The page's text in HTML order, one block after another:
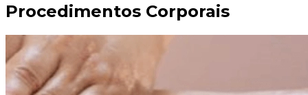
Procedimentos Corporais